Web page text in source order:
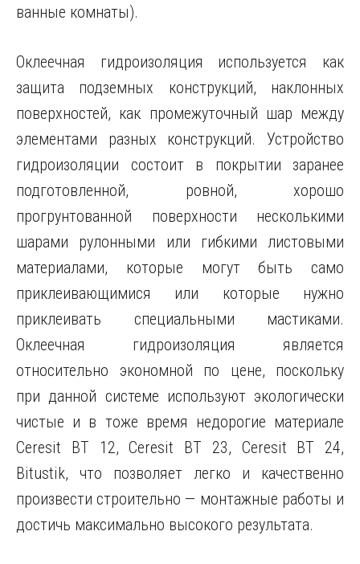
ванные комнаты).
Оклеечная гидроизоляция используется как
защита подземных конструкций, наклонных
поверхностей, как промежуточный шар между
элементами разных конструкций. Устройство
гидроизоляции состоит в покрытии заранее
подготовленной, ровной, хорошо
прогрунтованной поверхности несколькими
шарами рулонными или гибкими листовыми
материалами, которые могут быть само
приклеивающимися или которые нужно
приклеивать специальными мастиками.
Оклеечная гидроизоляция является
относительно экономной по цене, поскольку
при данной системе используют экологически
чистые и в тоже время недорогие материале
Ceresit ВТ 12, Ceresit ВТ 23, Ceresit ВТ 24,
Bitustik, что позволяет легко и качественно
произвести строительно — монтажные работы и
достичь максимально высокого результата.